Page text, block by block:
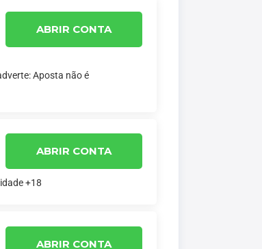
ABRIR CONTA
Aposta não é
ABRIR CONTA
+18
ABRIR CONTA